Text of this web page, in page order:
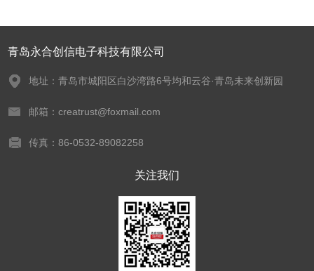
青岛永合创信电子科技有限公司
地址：青岛市城阳区白沙湾路6号均和云谷·青岛未来创新园
邮箱：creatrust@foxmail.com
传真：86-0532-89082258
关注我们